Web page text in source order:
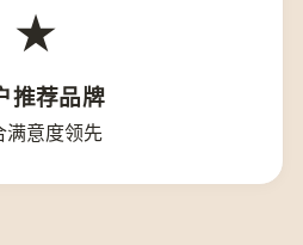
★
推荐品牌
满意度领先